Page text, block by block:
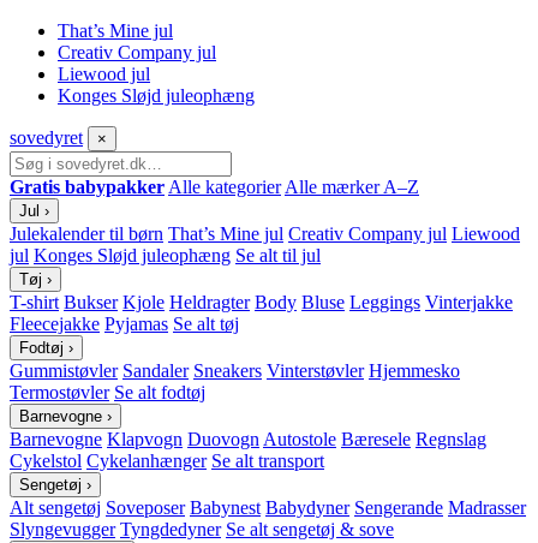
That’s Mine jul
Creativ Company jul
Liewood jul
Konges Sløjd juleophæng
sovedyret ×
Gratis babypakker Alle kategorier Alle mærker A–Z
Jul ›
Julekalender til børn That’s Mine jul Creativ Company jul Liewood
jul Konges Sløjd juleophæng Se alt til jul
Tøj ›
T-shirt Bukser Kjole Heldragter Body Bluse Leggings Vinterjakke
Fleecejakke Pyjamas Se alt tøj
Fodtøj ›
Gummistøvler Sandaler Sneakers Vinterstøvler Hjemmesko
Termostøvler Se alt fodtøj
Barnevogne ›
Barnevogne Klapvogn Duovogn Autostole Bæresele Regnslag
Cykelstol Cykelanhænger Se alt transport
Sengetøj ›
Alt sengetøj Soveposer Babynest Babydyner Sengerande Madrasser
Slyngevugger Tyngdedyner Se alt sengetøj & sove